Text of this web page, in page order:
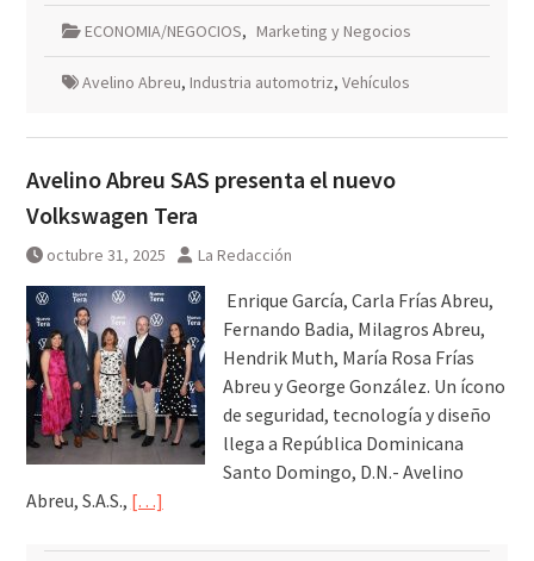
ECONOMIA/NEGOCIOS, Marketing y Negocios
Avelino Abreu, Industria automotriz, Vehículos
Avelino Abreu SAS presenta el nuevo
Volkswagen Tera
octubre 31, 2025 La Redacción
Enrique García, Carla Frías Abreu,
Fernando Badia, Milagros Abreu,
Hendrik Muth, María Rosa Frías
Abreu y George González. Un ícono
de seguridad, tecnología y diseño
llega a República Dominicana
Santo Domingo, D.N.- Avelino
Abreu, S.A.S., […]